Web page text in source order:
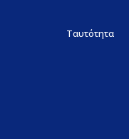
Ταυτότητα